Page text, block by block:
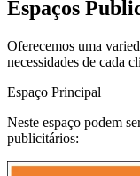
Espaços
Oferecemos uma
necessidades de cada
Espaço Principal
Neste espaço podem
publicitários: